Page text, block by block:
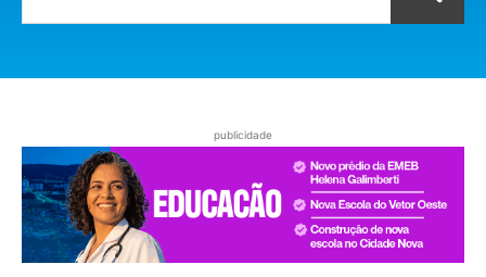
publicidade